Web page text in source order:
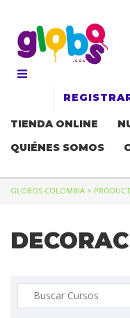
TIENDA ONLINE
QUIÉNES SOMOS
GLOBOS COLOMBIA >
Buscar: